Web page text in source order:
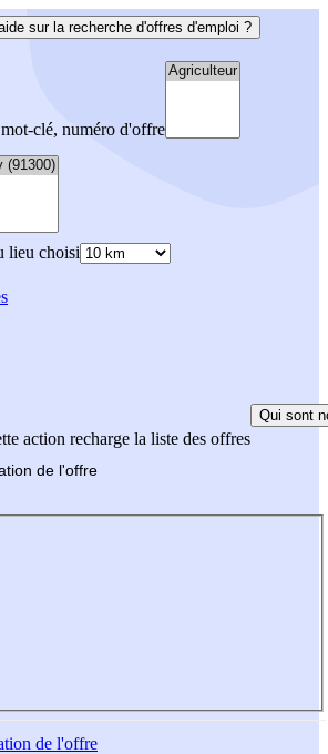
sur la recherche d'offres d'emploi ?
clé, numéro d'offre
lieu choisi
action recharge la liste des offres
Qui sont
de l'offre
de l'offre